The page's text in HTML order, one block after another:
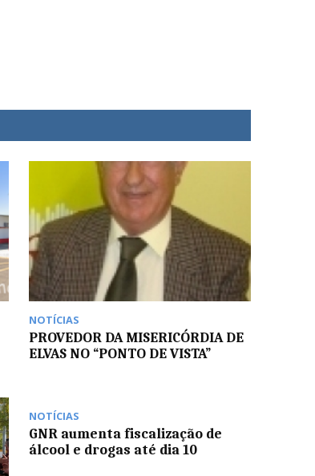
NOTÍCIAS
PROVEDOR DA MISERICÓRDIA DE
ELVAS NO “PONTO DE VISTA”
NOTÍCIAS
GNR aumenta fiscalização de
álcool e drogas até dia 10